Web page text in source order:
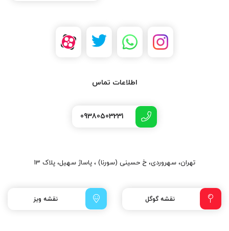
اطلاعات تماس
09380503231
تهران، سهروردی، خ حسینی (سورنا) ، پاساژ سهیل، پلاک 13
نقشه گوگل نقشه ویز